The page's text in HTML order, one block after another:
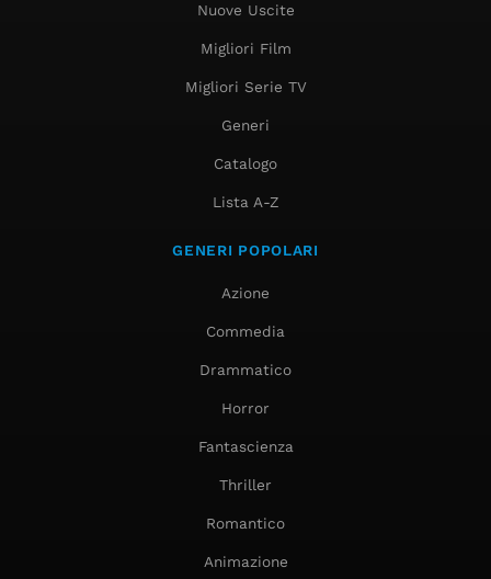
Nuove Uscite
Migliori Film
Migliori Serie TV
Generi
Catalogo
Lista A-Z
GENERI POPOLARI
Azione
Commedia
Drammatico
Horror
Fantascienza
Thriller
Romantico
Animazione